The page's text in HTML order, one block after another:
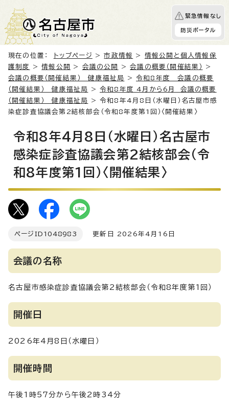
緊急情報なし
防災ポータル
現在の位置： トップページ >市政情報 > 情報公開と個人情報保
護制度
>情報公開 > 会議の公開 >会議の概要（開催結果）
>
会議の概要（開催結果） 健康福祉局
>令和8年度 会議の概要
（開催結果） 健康福祉局
>令和8年度 4月から6月 会議の概要
（開催結果） 健康福祉局
> 令和8年4月8日（水曜日）名古屋市感
染症診査協議会第2結核部会（令和8年度第1回）〈開催結果〉
令和8年4月8日（水曜日）名古屋市
感染症診査協議会第2結核部会（令
和8年度第1回）〈開催結果〉
ページID 1048983 更新日 2026年4月16日
会議の名称
名古屋市感染症診査協議会第2結核部会（令和8年度第1回）
開催日
2026年4月8日（水曜日）
開催時間
午後1時57分から午後2時34分